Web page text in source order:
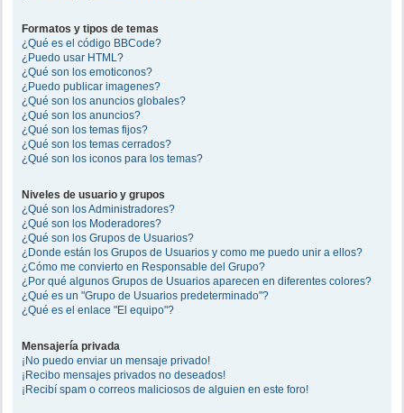
Formatos y tipos de temas
¿Qué es el código BBCode?
¿Puedo usar HTML?
¿Qué son los emoticonos?
¿Puedo publicar imagenes?
¿Qué son los anuncios globales?
¿Qué son los anuncios?
¿Qué son los temas fijos?
¿Qué son los temas cerrados?
¿Qué son los iconos para los temas?
Niveles de usuario y grupos
¿Qué son los Administradores?
¿Qué son los Moderadores?
¿Qué son los Grupos de Usuarios?
¿Donde están los Grupos de Usuarios y como me puedo unir a ellos?
¿Cómo me convierto en Responsable del Grupo?
¿Por qué algunos Grupos de Usuarios aparecen en diferentes colores?
¿Qué es un "Grupo de Usuarios predeterminado"?
¿Qué es el enlace "El equipo"?
Mensajería privada
¡No puedo enviar un mensaje privado!
¡Recibo mensajes privados no deseados!
¡Recibí spam o correos maliciosos de alguien en este foro!